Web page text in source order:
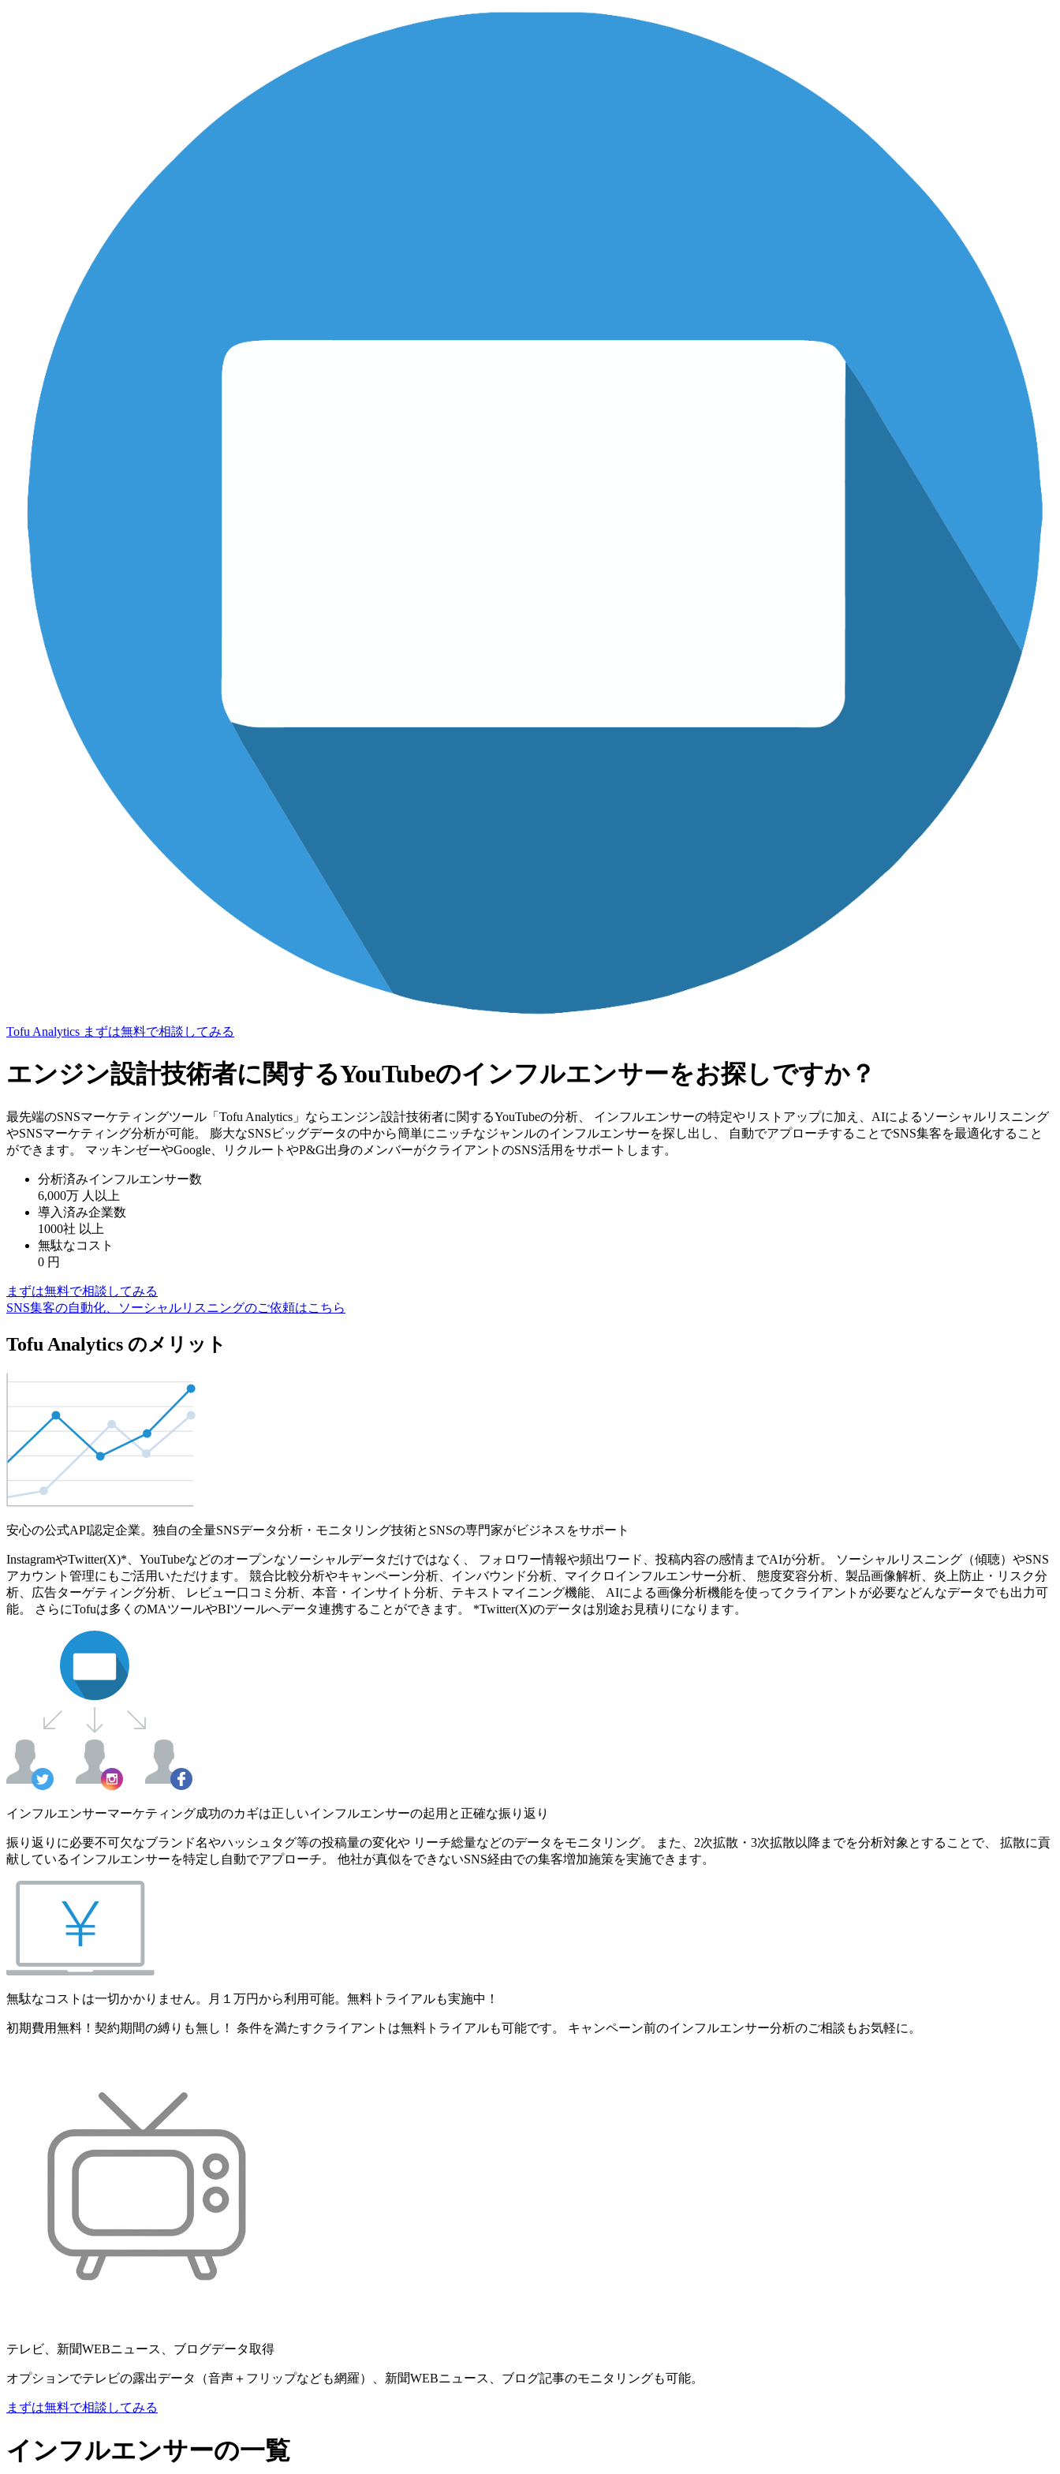
Tofu Analytics まずは無料で相談してみる
エンジン設計技術者に関するYouTubeのインフルエンサーをお探しですか？
最先端のSNSマーケティングツール「Tofu Analytics」ならエンジン設計技術者に関するYouTubeの分析、 インフルエンサーの特定やリストアップに加え、AIによるソーシャルリスニング
やSNSマーケティング分析が可能。 膨大なSNSビッグデータの中から簡単にニッチなジャンルのインフルエンサーを探し出し、 自動でアプローチすることでSNS集客を最適化すること
ができます。 マッキンゼーやGoogle、リクルートやP&G出身のメンバーがクライアントのSNS活用をサポートします。
分析済みインフルエンサー数
6,000万 人以上
導入済み企業数
1000社 以上
無駄なコスト
0 円
まずは無料で相談してみる
SNS集客の自動化、ソーシャルリスニングのご依頼はこちら
Tofu Analytics のメリット
安心の公式API認定企業。独自の全量SNSデータ分析・モニタリング技術とSNSの専門家がビジネスをサポート
InstagramやTwitter(X)*、YouTubeなどのオープンなソーシャルデータだけではなく、 フォロワー情報や頻出ワード、投稿内容の感情までAIが分析。 ソーシャルリスニング（傾聴）やSNS
アカウント管理にもご活用いただけます。 競合比較分析やキャンペーン分析、インバウンド分析、マイクロインフルエンサー分析、 態度変容分析、製品画像解析、炎上防止・リスク分
析、広告ターゲティング分析、 レビュー口コミ分析、本音・インサイト分析、テキストマイニング機能、 AIによる画像分析機能を使ってクライアントが必要などんなデータでも出力可
能。 さらにTofuは多くのMAツールやBIツールへデータ連携することができます。 *Twitter(X)のデータは別途お見積りになります。
インフルエンサーマーケティング成功のカギは正しいインフルエンサーの起用と正確な振り返り
振り返りに必要不可欠なブランド名やハッシュタグ等の投稿量の変化や リーチ総量などのデータをモニタリング。 また、2次拡散・3次拡散以降までを分析対象とすることで、 拡散に貢
献しているインフルエンサーを特定し自動でアプローチ。 他社が真似をできないSNS経由での集客増加施策を実施できます。
無駄なコストは一切かかりません。月１万円から利用可能。無料トライアルも実施中！
初期費用無料！契約期間の縛りも無し！ 条件を満たすクライアントは無料トライアルも可能です。 キャンペーン前のインフルエンサー分析のご相談もお気軽に。
テレビ、新聞WEBニュース、ブログデータ取得
オプションでテレビの露出データ（音声＋フリップなども網羅）、新聞WEBニュース、ブログ記事のモニタリングも可能。
まずは無料で相談してみる
インフルエンサーの一覧